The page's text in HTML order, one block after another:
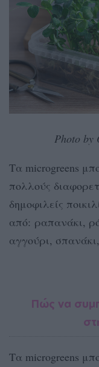
Photo by
Τα microgreens
πολλούς
δημοφιλείς
από: ραπανάκι,
αγγούρι,
Πώς να
Τα microgreens